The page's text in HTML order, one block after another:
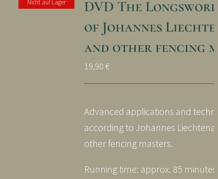
Nicht auf Lager
DVD The
of Johannes
and other fencing
19,90 €
Advanced applications and
according to Johannes
other fencing masters.
Running time: approx. 85 minutes